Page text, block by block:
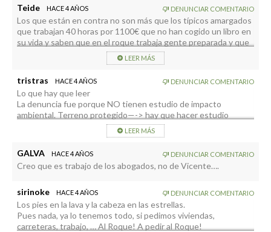
Teide HACE 4 AÑOS DENUNCIAR COMENTARIO
Los que están en contra no son más que los típicos amargados
que trabajan 40 horas por 1100€ que no han cogido un libro en
su vida y saben que en el roque trabaja gente preparada y que
ellos ni en sus sueños podrían aspirar a trabajar ahí y como
buenos atravesados palmeros les molesta.
LEER MÁS
tristras HACE 4 AÑOS DENUNCIAR COMENTARIO
Lo que hay que leer
La denuncia fue porque NO tienen estudio de impacto
ambiental. Terreno protegido—-> hay que hacer estudio
No soy contrario a su instalacion. Mucho mas impacto
visitantes del roque, pero hay que cumplir la legalidad. . Y
planear como mitagar dicho impacto que para eso son
Lo que pasa que los borricos que tenemos sentados en ciertos
despachos ….se les olvido. Habria prisa por sacar la nota de
presnsa
LEER MÁS
GALVA HACE 4 AÑOS DENUNCIAR COMENTARIO
Creo que es trabajo de los abogados, no de Vicente….
sirinoke HACE 4 AÑOS DENUNCIAR COMENTARIO
Los pies en la lava y la cabeza en las estrellas.
Pues nada, ya lo tenemos todo, si pedimos viviendas,
carreteras, trabajo, … Al Roque! A pedir al Roque!